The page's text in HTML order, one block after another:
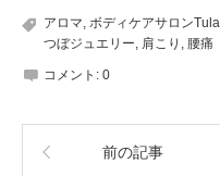
アロマ ボディケアサロンTula
つぼジュエリー
肩こり 腰痛
コメント: 0
前の記事